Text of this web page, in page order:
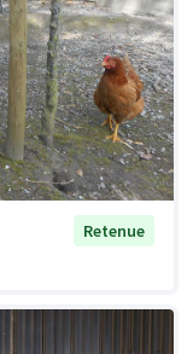
Retenue